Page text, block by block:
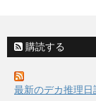
購読する
最新のデカ推理日